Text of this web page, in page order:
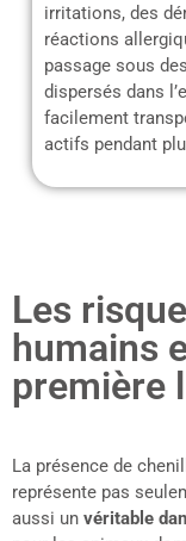
irritations, des
réactions
passage sous
dispersés dans
facilement
actifs pendant
Les
humains
première
La présence de
représente pas
aussi un véritable